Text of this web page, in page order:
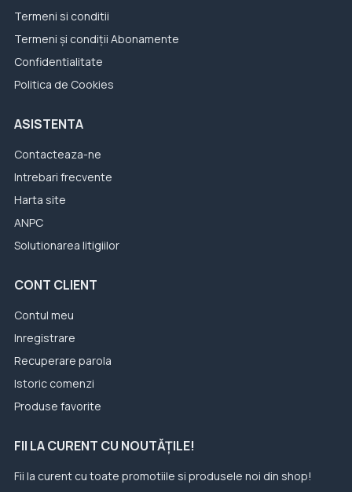
Termeni si conditii
Termeni și condiții Abonamente
Confidentialitate
Politica de Cookies
ASISTENTA
Contacteaza-ne
Intrebari frecvente
Harta site
ANPC
Solutionarea litigiilor
CONT CLIENT
Contul meu
Inregistrare
Recuperare parola
Istoric comenzi
Produse favorite
FII LA CURENT CU NOUTĂȚILE!
Fii la curent cu toate promotiile si produsele noi din shop!